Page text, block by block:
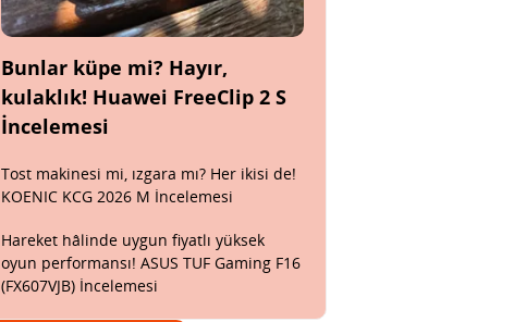
Bunlar küpe mi? Hayır,
kulaklık! Huawei FreeClip 2 S
İncelemesi
Tost makinesi mi, ızgara mı? Her ikisi de!
KOENIC KCG 2026 M İncelemesi
Hareket hâlinde uygun fiyatlı yüksek
oyun performansı! ASUS TUF Gaming F16
(FX607VJB) İncelemesi